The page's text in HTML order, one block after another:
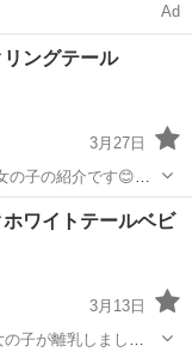
Ad
ングテール
3月27日
子の紹介です😊😊
すのでお迎え可能で
フクロモモンガ
ワイトテールベビ
3月13日
子が離乳しまし